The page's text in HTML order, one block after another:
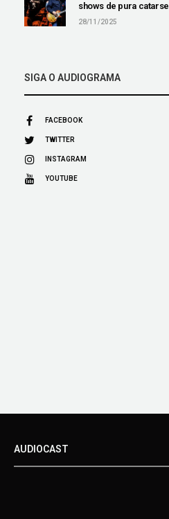
shows de pura catarse
28/11/2025
SIGA O AUDIOGRAMA
FACEBOOK
TWITTER
INSTAGRAM
YOUTUBE
AUDIOCAST